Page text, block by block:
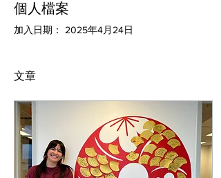
個人檔案
加入日期： 2025年4月24日
文章